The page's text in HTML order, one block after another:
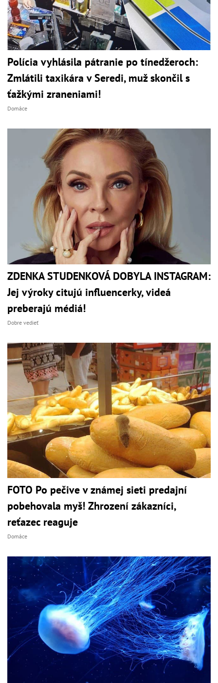
Polícia vyhlásila pátranie po tínedžeroch:
Zmlátili taxikára v Seredi, muž skončil s
ťažkými zraneniami!
Domáce
ZDENKA STUDENKOVÁ DOBYLA INSTAGRAM:
Jej výroky citujú influencerky, videá
preberajú médiá!
Dobre vedieť
FOTO Po pečive v známej sieti predajní
pobehovala myš! Zhrození zákazníci,
reťazec reaguje
Domáce